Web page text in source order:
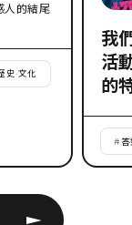
人的結尾
史·文化
我
活
的
#